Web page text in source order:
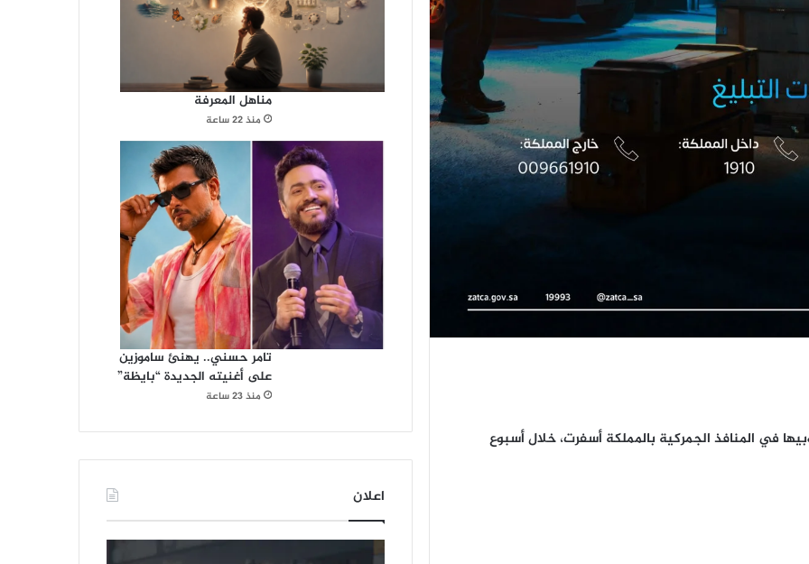
في المنافذ الجمركية بالمملكة أسفرت، خلال أسبوع
مناهل المعرفة
منذ 22 ساعة
تامر حسني.. يهنئ ساموزين
على أغنيته الجديدة “بايظة”
منذ 23 ساعة
اعلان